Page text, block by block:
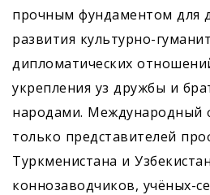
прочным фундаментом для
развития культурно-
дипломатических
укрепления уз дружбы и
народами. Международный
только представителей
Туркменистана и
коннозаводчиков, учёных-